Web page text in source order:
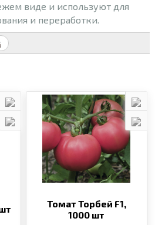
виде и используют для
и переработки.
Томат Торбей F1,
1000 шт